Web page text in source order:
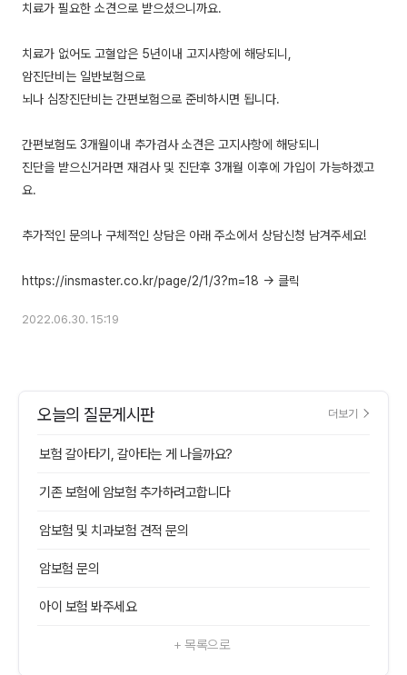
치료가 필요한 소견으로 받으셨으니까요.
치료가 없어도 고혈압은 5년이내 고지사항에 해당되니,
암진단비는 일반보험으로
뇌나 심장진단비는 간편보험으로 준비하시면 됩니다.
간편보험도 3개월이내 추가검사 소견은 고지사항에 해당되니
진단을 받으신거라면 재검사 및 진단후 3개월 이후에 가입이 가능하겠고
요.
추가적인 문의나 구체적인 상담은 아래 주소에서 상담신청 남겨주세요!
2022.06.30. 15:19
오늘의 질문게시판 더보기
보험 갈아타기, 갈아타는 게 나을까요?
기존 보험에 암보험 추가하려고합니다
암보험 및 치과보험 견적 문의
암보험 문의
아이 보험 봐주세요
+ 목록으로